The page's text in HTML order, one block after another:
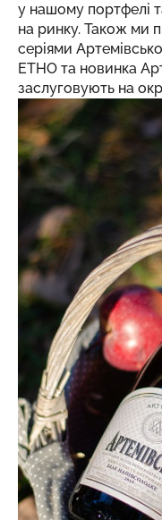
у нашому портфелі
на ринку. Також ми
серіями
ЕТНО та новинка
заслуговують на